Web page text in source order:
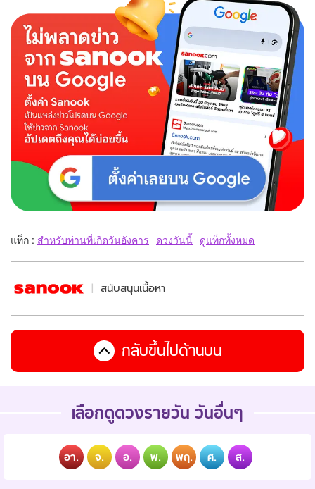
แท็ก : สำหรับท่านที่เกิดวันอังคาร ดวงวันนี้ ดูแท็กทั้งหมด
สนับสนุนเนื้อหา
กลับขึ้นไปด้านบน
เลือกดูดวงรายวัน วันอื่นๆ
อา. จ. อ. พ. พฤ. ศ. ส.